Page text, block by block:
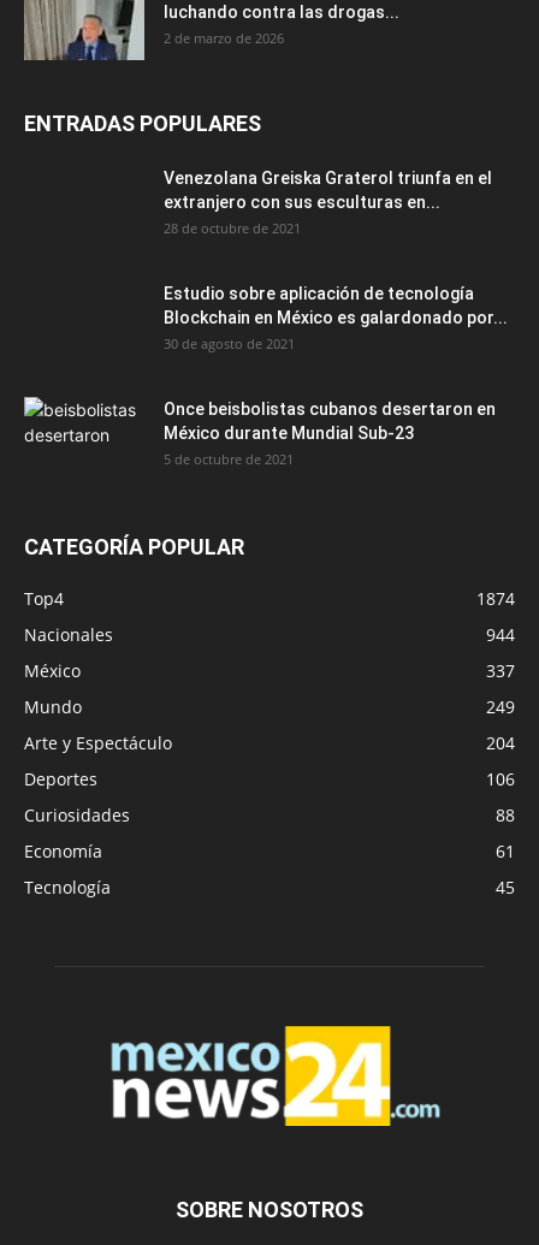
luchando contra las drogas...
2 de marzo de 2026
ENTRADAS POPULARES
Venezolana Greiska Graterol triunfa en el
extranjero con sus esculturas en...
28 de octubre de 2021
Estudio sobre aplicación de tecnología
Blockchain en México es galardonado por...
30 de agosto de 2021
Once beisbolistas cubanos desertaron en
México durante Mundial Sub-23
5 de octubre de 2021
CATEGORÍA POPULAR
Top4
1874
Nacionales
944
México
337
Mundo
249
Arte y Espectáculo
204
Deportes
106
Curiosidades
88
Economía
61
Tecnología
45
SOBRE NOSOTROS